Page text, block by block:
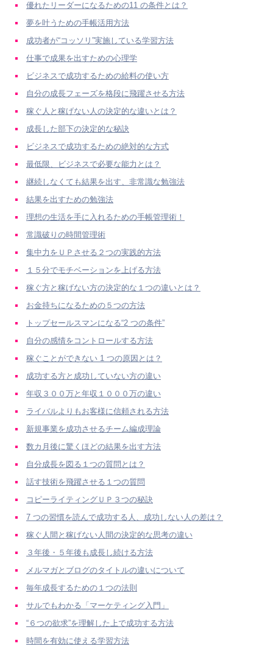
優れたリーダーになるための11 の条件とは？
夢を叶うための手帳活用方法
成功者が“コッソリ”実施している学習方法
仕事で成果を出すための心理学
ビジネスで成功するための給料の使い方
自分の成長フェーズを格段に飛躍させる方法
稼ぐ人と稼げない人の決定的な違いとは？
成長した部下の決定的な秘訣
ビジネスで成功するための絶対的な方式
最低限、ビジネスで必要な能力とは？
継続しなくても結果を出す、非常識な勉強法
結果を出すための勉強法
理想の生活を手に入れるための手帳管理術！
常識破りの時間管理術
集中力をＵＰさせる２つの実践的方法
１５分でモチベーションを上げる方法
稼ぐ方と稼げない方の決定的な１つの違いとは？
お金持ちになるための５つの方法
トップセールスマンになる“2 つの条件”
自分の感情をコントロールする方法
稼ぐことができない 1 つの原因とは？
成功する方と成功していない方の違い
年収３００万と年収１０００万の違い
ライバルよりもお客様に信頼される方法
新規事業を成功させるチーム編成理論
数カ月後に驚くほどの結果を出す方法
自分成長を図る１つの質問とは？
話す技術を飛躍させる１つの質問
コピーライティングＵＰ３つの秘訣
7 つの習慣を読んで成功する人、成功しない人の差は？
稼ぐ人間と稼げない人間の決定的な思考の違い
３年後・５年後も成長し続ける方法
メルマガとブログのタイトルの違いについて
毎年成長するための１つの法則
サルでもわかる「マーケティング入門」
“６つの欲求”を理解した上で成功する方法
時間を有効に使える学習方法